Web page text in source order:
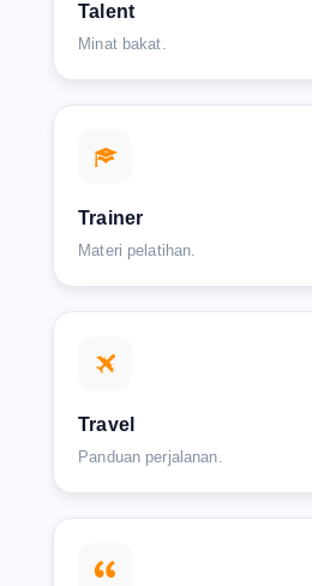
Talent
Minat bakat.
Trainer
Materi pelatihan.
Travel
Panduan perjalanan.